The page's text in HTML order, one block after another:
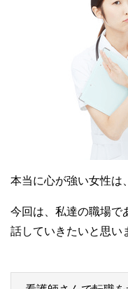
本当に心が強い女性は
今回は、私達の職場で
話していきたいと思い